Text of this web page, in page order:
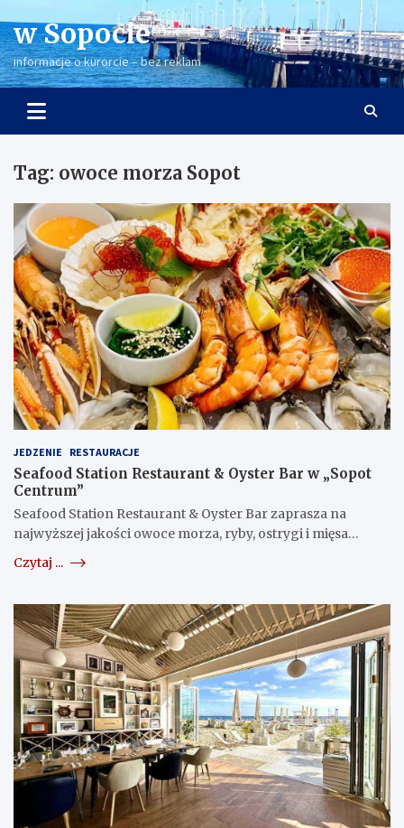
to
content
w Sopocie
informacje o kurorcie – bez reklam
Tag: owoce morza Sopot
JEDZENIE RESTAURACJE
Seafood Station Restaurant & Oyster Bar w „Sopot
Centrum”
Seafood Station Restaurant & Oyster Bar zaprasza na
najwyższej jakości owoce morza, ryby, ostrygi i mięsa…
Czytaj ...